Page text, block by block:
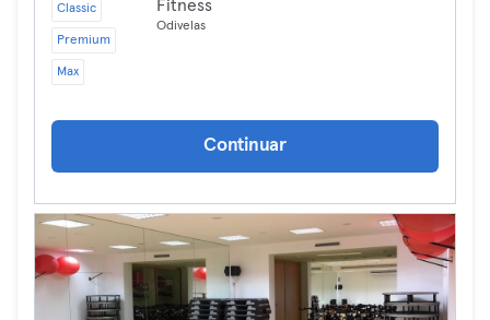
Classic
Premium
Max
Fitness
Odivelas
Continuar